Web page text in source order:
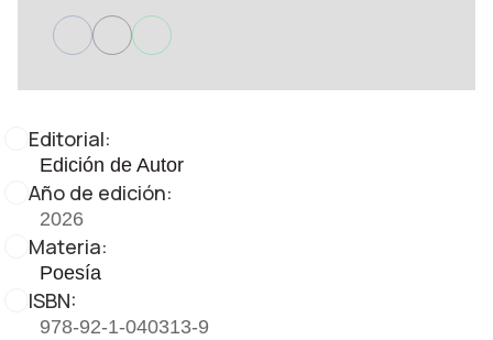
Editorial:
Edición de Autor
Año de edición:
2026
Materia:
Poesía
ISBN:
978-92-1-040313-9